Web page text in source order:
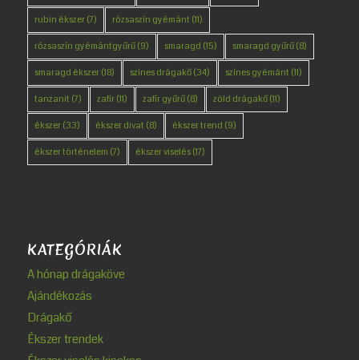
rubin ékszer(7) rózsaszín gyémánt (11)
rózsaszín gyémántgyűrű(9) smaragd (15) smaragd gyűrű(8)
smaragd ékszer(18) színes drágakő(34) színes gyémánt (11)
tanzanit (7) zafír(11) zafír gyűrű(8) zöld drágakő(11)
ékszer(33) ékszer divat (8) ékszer trend (9)
ékszer történelem (7) ékszer viselés(17)
KATEGÓRIÁK
A hónap drágaköve
Ajándékozás
Drágakő
Ékszer trendek